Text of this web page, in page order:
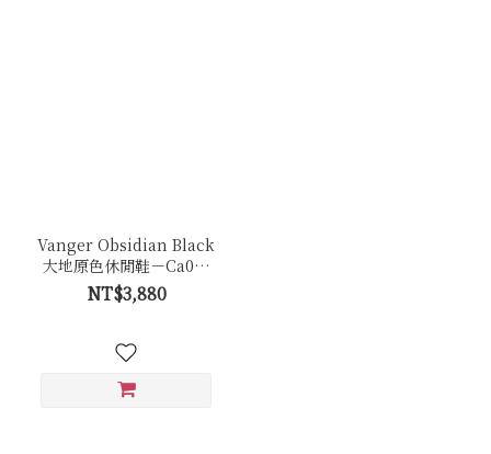
Vanger Obsidian Black
大地原色休閒鞋－Ca001
曜岩黑(黑底)
NT$3,880